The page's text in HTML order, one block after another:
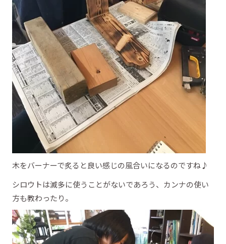
木をバーナーで炙ると良い感じの風合いになるのですね♪
シロウトは滅多に使うことがないであろう、カンナの使い
方も教わったり。